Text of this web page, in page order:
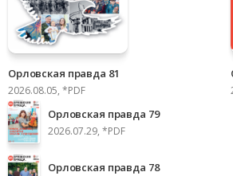
Орловская правда 81
2026.08.05, *PDF
Орловская правда 79
2026.07.29, *PDF
Орловская правда 78